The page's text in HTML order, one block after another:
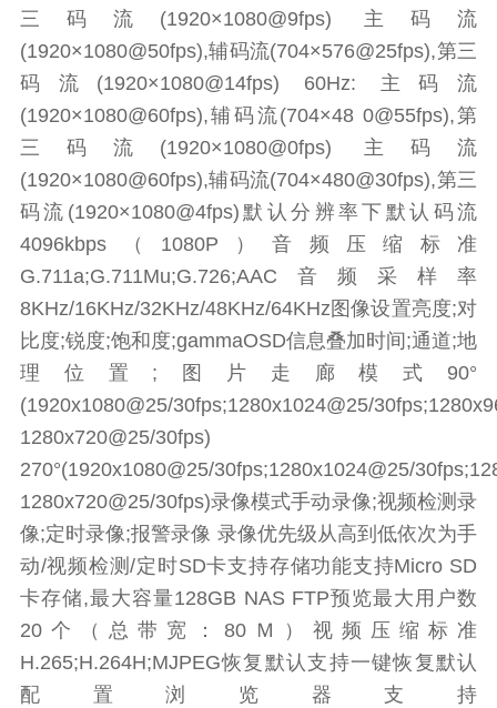
三码流(1920×1080@9fps) 主码流
(1920×1080@50fps),辅码流(704×576@25fps),第三
码流(1920×1080@14fps) 60Hz: 主码流
(1920×1080@60fps),辅码流(704×48 0@55fps),第
三码流(1920×1080@0fps) 主码流
(1920×1080@60fps),辅码流(704×480@30fps),第三
码流(1920×1080@4fps)默认分辨率下默认码流
4096kbps（1080P）音频压缩标准
G.711a;G.711Mu;G.726;AAC音频采样率
8KHz/16KHz/32KHz/48KHz/64KHz图像设置亮度;对
比度;锐度;饱和度;gammaOSD信息叠加时间;通道;地
理位置;图片走廊模式90°
(1920x1080@25/30fps;1280x1024@25/
1280x720@25/30fps)
270°(1920x1080@25/30fps;1280x1024@25/
1280x720@25/30fps)录像模式手动录像;视频检测录
像;定时录像;报警录像 录像优先级从高到低依次为手
动/视频检测/定时SD卡支持存储功能支持Micro SD
卡存储,最大容量128GB NAS FTP预览最大用户数
20个（总带宽：80Ｍ）视频压缩标准
H.265;H.264H;MJPEG恢复默认支持一键恢复默认
配置浏览器支持